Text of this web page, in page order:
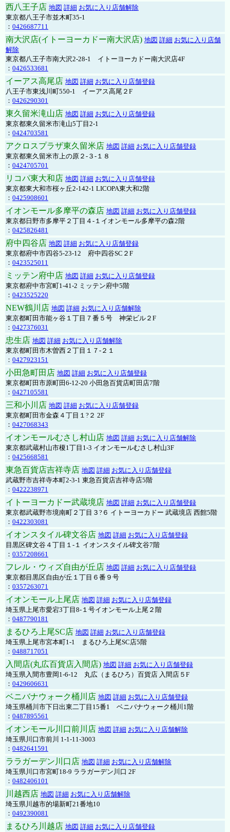
西八王子店 地図 詳細 お気に入り店舗解除
東京都八王子市並木町35-1
： 0426687711
南大沢店(イトーヨーカドー南大沢店) 地図 詳細 お気に入り店舗
解除
東京都八王子市南大沢2-28-1 イトーヨーカドー南大沢店4F
： 0426533681
イーアス高尾店 地図 詳細 お気に入り店舗登録
八王子市東浅川町550-1 イーアス高尾２F
： 0426290301
東久留米滝山店 地図 詳細 お気に入り店舗登録
東京都東久留米市滝山5丁目2-1
： 0424703581
アクロスプラザ東久留米店 地図 詳細 お気に入り店舗登録
東京都東久留米市上の原２-３-１８
： 0424705701
リコパ東大和店 地図 詳細 お気に入り店舗登録
東京都東大和市桜ヶ丘2-142-1 LICOPA東大和2階
： 0425908601
イオンモール多摩平の森店 地図 詳細 お気に入り店舗登録
東京都日野市多摩平２丁目４-１イオンモール多摩平の森2階
： 0425826481
府中四谷店 地図 詳細 お気に入り店舗登録
東京都府中市四谷5-23-12 府中四谷SC２F
： 0423525011
ミッテン府中店 地図 詳細 お気に入り店舗登録
東京都府中市宮町1-41-2 ミッテン府中5階
： 0423525220
NEW鶴川店 地図 詳細 お気に入り店舗解除
東京都町田市能ヶ谷１丁目７番５号 神栄ビル２F
： 0427376031
忠生店 地図 詳細 お気に入り店舗解除
東京都町田市木曽西２丁目１７-２１
： 0427923151
小田急町田店 地図 詳細 お気に入り店舗登録
東京都町田市原町田6-12-20 小田急百貨店町田店7階
： 0427105581
三和小川店 地図 詳細 お気に入り店舗登録
東京都町田市金森４丁目１?２ 2F
： 0427068343
イオンモールむさし村山店 地図 詳細 お気に入り店舗解除
東京都武蔵村山市榎1丁目1-3 イオンモールむさし村山3F
： 0425668581
東急百貨店吉祥寺店 地図 詳細 お気に入り店舗登録
武蔵野市吉祥寺本町2-3-1 東急百貨店吉祥寺店5階
： 0422238971
イトーヨーカドー武蔵境店 地図 詳細 お気に入り店舗登録
東京都武蔵野市境南町２丁目３?６ イトーヨーカドー 武蔵境店 西館5階
： 0422303081
イオンスタイル碑文谷店 地図 詳細 お気に入り店舗登録
目黒区碑文谷４丁目１-１ イオンスタイル碑文谷7階
： 0357208661
フレル・ウィズ自由が丘店 地図 詳細 お気に入り店舗登録
東京都目黒区自由が丘１丁目６番９号
： 0357263071
イオンモール上尾店 地図 詳細 お気に入り店舗登録
埼玉県上尾市愛宕3丁目8-１号イオンモール上尾２階
： 0487790181
まるひろ上尾SC店 地図 詳細 お気に入り店舗登録
埼玉県上尾市宮本町1-1 まるひろ上尾SC店5階
： 0488717051
入間店(丸広百貨店入間店) 地図 詳細 お気に入り店舗登録
埼玉県入間市豊岡1-6-12 丸広（まるひろ）百貨店 入間店５F
： 0429606631
ベニバナウォーク桶川店 地図 詳細 お気に入り店舗登録
埼玉県桶川市下日出東二丁目15番1 ベニバナウォーク桶川1階
： 0487895561
イオンモール川口前川店 地図 詳細 お気に入り店舗解除
埼玉県川口市前川 1-1-11-3003
： 0482641591
ララガーデン川口店 地図 詳細 お気に入り店舗解除
埼玉県川口市宮町18-9 ララガーデン川口 2F
： 0482406101
川越西店 地図 詳細 お気に入り店舗解除
埼玉県川越市的場新町21番地10
： 0492390081
まるひろ川越店 地図 詳細 お気に入り店舗登録